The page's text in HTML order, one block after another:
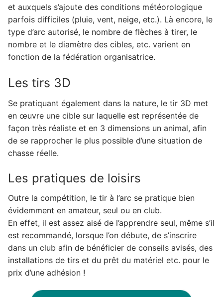
et auxquels s’ajoute des conditions météorologique
parfois difficiles (pluie, vent, neige, etc.). Là encore, le
type d’arc autorisé, le nombre de flèches à tirer, le
nombre et le diamètre des cibles, etc. varient en
fonction de la fédération organisatrice.
Les tirs 3D
Se pratiquant également dans la nature, le tir 3D met
en œuvre une cible sur laquelle est représentée de
façon très réaliste et en 3 dimensions un animal, afin
de se rapprocher le plus possible d’une situation de
chasse réelle.
Les pratiques de loisirs
Outre la compétition, le tir à l’arc se pratique bien
évidemment en amateur, seul ou en club.
En effet, il est assez aisé de l’apprendre seul, même s’il
est recommandé, lorsque l’on débute, de s’inscrire
dans un club afin de bénéficier de conseils avisés, des
installations de tirs et du prêt du matériel etc. pour le
prix d’une adhésion !